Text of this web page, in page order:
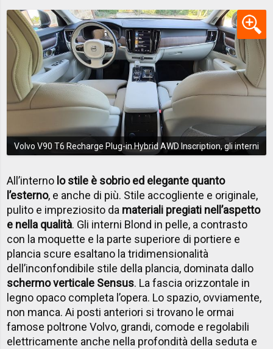
Volvo V90 T6 Recharge Plug-in Hybrid AWD Inscription, gli interni
All’interno lo stile è sobrio ed elegante quanto
l’esterno, e anche di più. Stile accogliente e originale,
pulito e impreziosito da materiali pregiati nell’aspetto
e nella qualità. Gli interni Blond in pelle, a contrasto
con la moquette e la parte superiore di portiere e
plancia scure esaltano la tridimensionalità
dell’inconfondibile stile della plancia, dominata dallo
schermo verticale Sensus. La fascia orizzontale in
legno opaco completa l’opera. Lo spazio, ovviamente,
non manca. Ai posti anteriori si trovano le ormai
famose poltrone Volvo, grandi, comode e regolabili
elettricamente anche nella profondità della seduta e